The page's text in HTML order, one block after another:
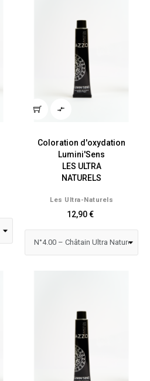

Coloration d'oxydation
Lumini'Sens
LES ULTRA
NATURELS
Les Ultra-Naturels
12,90 €